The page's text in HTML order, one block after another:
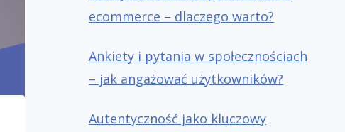
ecommerce – dlaczego warto?
Ankiety i pytania w społecznościach
– jak angażować użytkowników?
Autentyczność jako kluczowy